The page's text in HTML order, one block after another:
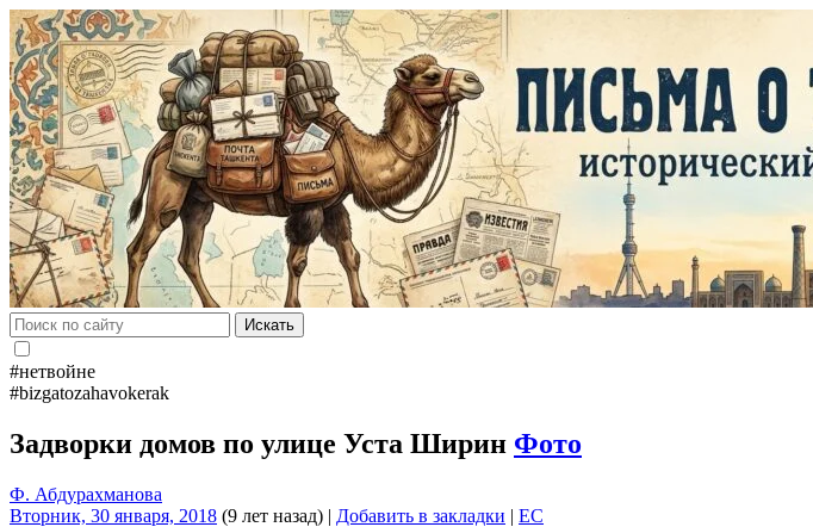
Искать
#нетвойне
#bizgatozahavokerak
Задворки домов по улице Уста Ширин Фото
Ф. Абдурахманова
Вторник, 30 января, 2018 (9 лет назад) | Добавить в закладки | EC